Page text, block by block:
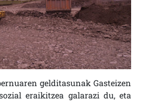
gelditasunak Gasteizen
eraikitzea galarazi du, eta